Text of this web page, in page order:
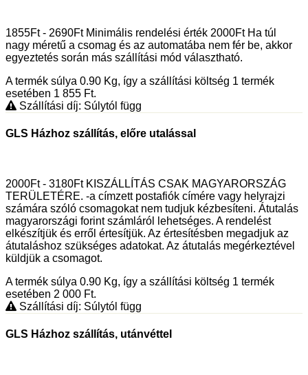
1855Ft - 2690Ft Minimális rendelési érték 2000Ft Ha túl
nagy méretű a csomag és az automatába nem fér be, akkor
egyeztetés során más szállítási mód választható.
A termék súlya 0.90 Kg, így a szállítási költség 1 termék
esetében 1 855 Ft.
Szállítási díj: Súlytól függ
GLS Házhoz szállítás, előre utalással
2000Ft - 3180Ft KISZÁLLÍTÁS CSAK MAGYARORSZÁG
TERÜLETÉRE. -a címzett postafiók címére vagy helyrajzi
számára szóló csomagokat nem tudjuk kézbesíteni. Átutalás
magyarországi forint számláról lehetséges. A rendelést
elkészítjük és erről értesítjük. Az értesítésben megadjuk az
átutaláshoz szükséges adatokat. Az átutalás megérkeztével
küldjük a csomagot.
A termék súlya 0.90 Kg, így a szállítási költség 1 termék
esetében 2 000 Ft.
Szállítási díj: Súlytól függ
GLS Házhoz szállítás, utánvéttel